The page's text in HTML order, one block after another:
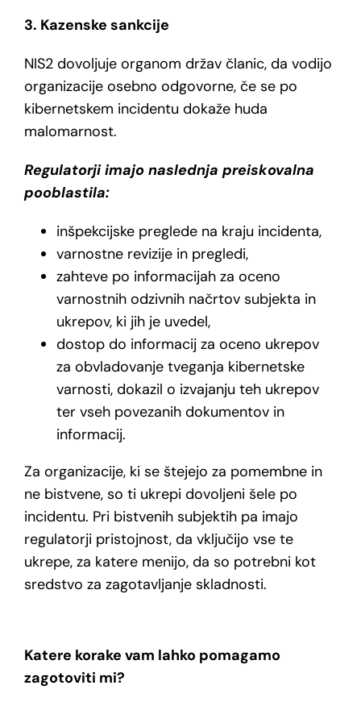
3. Kazenske sankcije
NIS2 dovoljuje organom držav članic, da vodijo
organizacije osebno odgovorne, če se po
kibernetskem incidentu dokaže huda
malomarnost.
Regulatorji imajo naslednja preiskovalna
pooblastila:
inšpekcijske preglede na kraju incidenta,
varnostne revizije in pregledi,
zahteve po informacijah za oceno
varnostnih odzivnih načrtov subjekta in
ukrepov, ki jih je uvedel,
dostop do informacij za oceno ukrepov
za obvladovanje tveganja kibernetske
varnosti, dokazil o izvajanju teh ukrepov
ter vseh povezanih dokumentov in
informacij.
Za organizacije, ki se štejejo za pomembne in
ne bistvene, so ti ukrepi dovoljeni šele po
incidentu. Pri bistvenih subjektih pa imajo
regulatorji pristojnost, da vključijo vse te
ukrepe, za katere menijo, da so potrebni kot
sredstvo za zagotavljanje skladnosti.
Katere korake vam lahko pomagamo
zagotoviti mi?